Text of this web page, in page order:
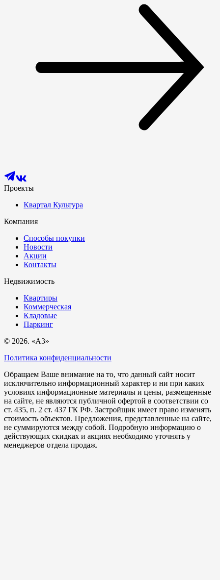
Проекты
Квартал Культура
Компания
Способы покупки
Новости
Акции
Контакты
Недвижимость
Квартиры
Коммерческая
Кладовые
Паркинг
© 2026. «A3»
Политика конфиденциальности
Обращаем Ваше внимание на то, что данный сайт носит
исключительно информационный характер и ни при каких
условиях информационные материалы и цены, размещенные
на сайте, не являются публичной офертой в соответствии со
ст. 435, п. 2 ст. 437 ГК РФ. Застройщик имеет право изменять
стоимость объектов. Предложения, представленные на сайте,
не суммируются между собой. Подробную информацию о
действующих скидках и акциях необходимо уточнять у
менеджеров отдела продаж.